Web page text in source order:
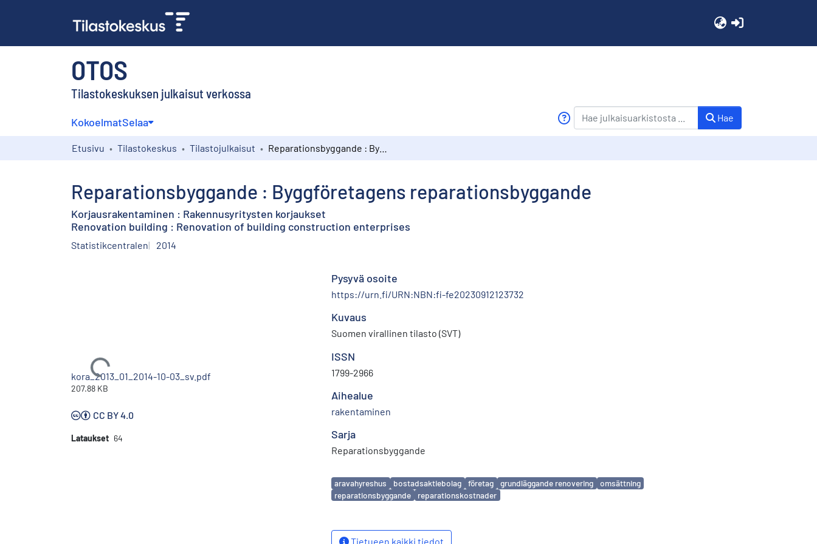
OTOS
Tilastokeskuksen julkaisut verkossa
KokoelmatSelaa Hae
Etusivu Tilastokeskus Tilastojulkaisut
Reparationsbyggande : Byggföretagens reparationsbyggande
Korjausrakentaminen : Rakennusyritysten korjaukset
Renovation building : Renovation of building construction enterprises
Statistikcentralen 2014
Ladataan...
kora_2013_01_2014-10-03_sv.pdf
207.88 KB
CC BY 4.0
Lataukset 64
Pysyvä osoite
https://urn.fi/URN:NBN:fi-fe20230912123732
Kuvaus
Suomen virallinen tilasto (SVT)
ISSN
1799-2966
Aihealue
rakentaminen
Sarja
Reparationsbyggande
Avainsanat
aravahyreshus bostadsaktiebolag företag grundläggande renovering
omsättning
reparationsbyggande
reparationskostnader
Tietueen kaikki tiedot